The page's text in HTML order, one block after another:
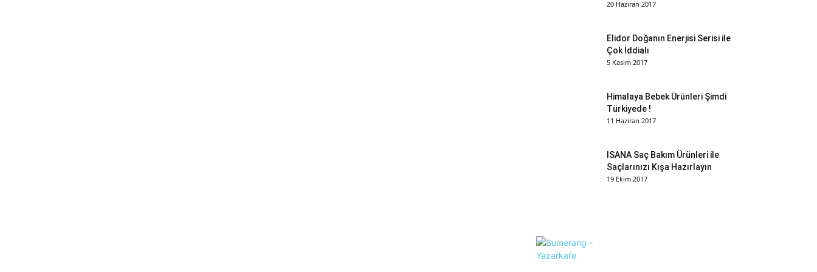
20 Haziran 2017
Elidor Doğanın Enerjisi Serisi ile
Çok İddialı
5 Kasım 2017
Himalaya Bebek Ürünleri Şimdi
Türkiyede !
11 Haziran 2017
ISANA Saç Bakım Ürünleri ile
Saçlarınızı Kışa Hazırlayın
19 Ekim 2017